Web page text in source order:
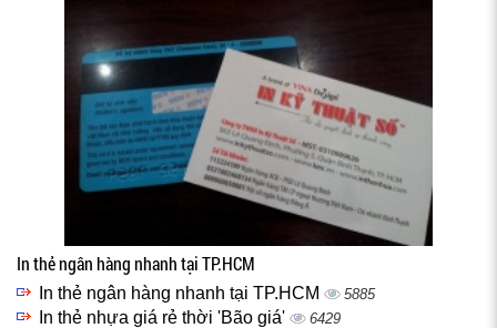
In thẻ ngân hàng nhanh tại TP.HCM
In thẻ ngân hàng nhanh tại TP.HCM 5885
In thẻ nhựa giá rẻ thời 'Bão giá' 6429